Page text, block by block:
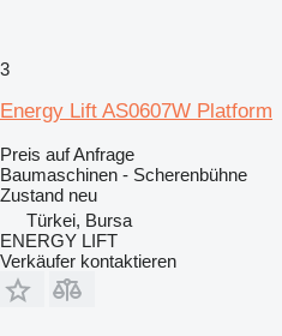
3
Energy Lift AS0607W Platform
Preis auf Anfrage
Baumaschinen - Scherenbühne
Zustand neu
Türkei, Bursa
ENERGY LIFT
Verkäufer kontaktieren